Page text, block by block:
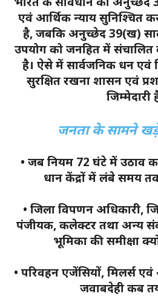
एवं आर्थिक न्याय सुनिश्चित
है, जबकि अनुच्छेद 39(ख)
उपयोग को जनहित में संचालित
है। ऐसे में सार्वजनिक धन एवं
सुरक्षित रखना शासन एवं
जिम्मेदारी
जनता के सामने खड़े
• जब नियम 72 घंटे में उठाव
धान केंद्रों में लंबे समय
• जिला विपणन अधिकारी,
पंजीयक, कलेक्टर तथा अन्य
भूमिका की समीक्षा
• परिवहन एजेंसियों, मिलर्स
जवाबदेही कब